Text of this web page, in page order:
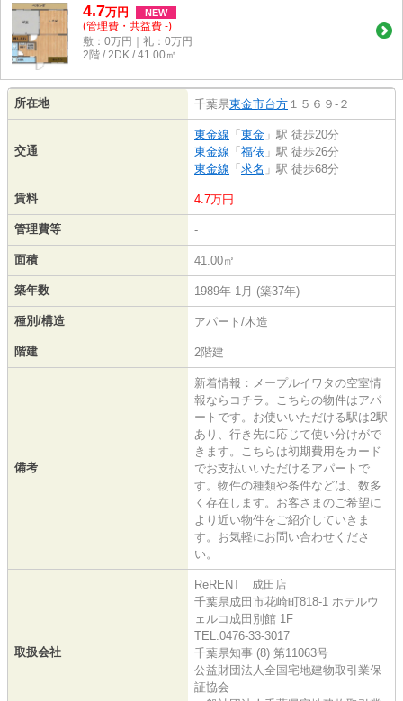
4.7万円 NEW
(管理費・共益費 -)
敷：0万円｜礼：0万円
2階 / 2DK / 41.00㎡
所在地 千葉県東金市台方 １５６９-２
交通
東金線 「東金 」駅 徒歩20分
東金線 「福俵 」駅 徒歩26分
東金線 「求名 」駅 徒歩68分
賃料 4.7万円
管理費等 -
面積 41.00㎡
築年数 1989年 1月 (築37年)
種別/構造 アパート/木造
階建 2階建
備考
新着情報：メープルイワタの空室情
報ならコチラ。こちらの物件はアパ
ートです。お使いいただける駅は2駅
あり、行き先に応じて使い分けがで
きます。こちらは初期費用をカード
でお支払いいただけるアパートで
す。物件の種類や条件などは、数多
く存在します。お客さまのご希望に
より近い物件をご紹介していきま
す。お気軽にお問い合わせくださ
い。
取扱会社
ReRENT 成田店
千葉県成田市花崎町818-1 ホテルウ
ェルコ成田別館 1F
TEL:0476-33-3017
千葉県知事 (8) 第11063号
公益財団法人全国宅地建物取引業保
証協会